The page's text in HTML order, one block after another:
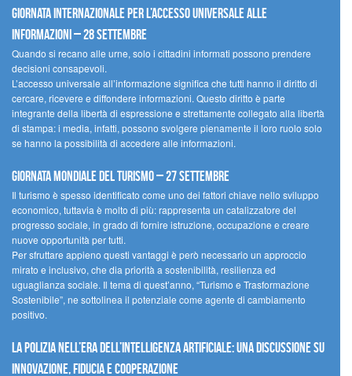
Giornata internazionale per l’accesso universale alle
informazioni – 28 settembre
Quando si recano alle urne, solo i cittadini informati possono prendere
decisioni consapevoli.
L’accesso universale all’informazione significa che tutti hanno il diritto di
cercare, ricevere e diffondere informazioni. Questo diritto è parte
integrante della libertà di espressione e strettamente collegato alla libertà
di stampa: i media, infatti, possono svolgere pienamente il loro ruolo solo
se hanno la possibilità di accedere alle informazioni.
Giornata mondiale del turismo – 27 settembre
Il turismo è spesso identificato come uno dei fattori chiave nello sviluppo
economico, tuttavia è molto di più: rappresenta un catalizzatore del
progresso sociale, in grado di fornire istruzione, occupazione e creare
nuove opportunità per tutti.
Per sfruttare appieno questi vantaggi è però necessario un approccio
mirato e inclusivo, che dia priorità a sostenibilità, resilienza ed
uguaglianza sociale. Il tema di quest’anno, “Turismo e Trasformazione
Sostenibile”, ne sottolinea il potenziale come agente di cambiamento
positivo.
La polizia nell’era dell’Intelligenza Artificiale: una discussione su
innovazione, fiducia e cooperazione